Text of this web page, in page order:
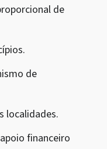
de
de
localidades.
financeiro